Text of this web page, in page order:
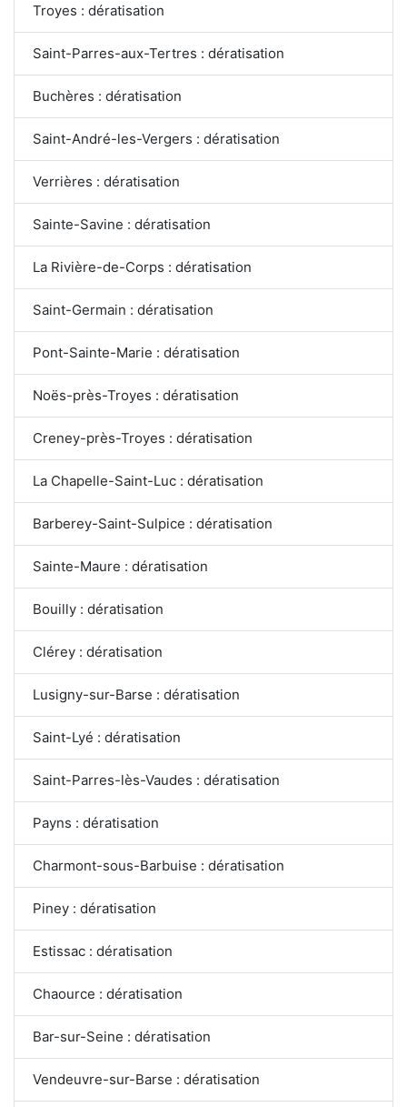
Troyes : dératisation
Saint-Parres-aux-Tertres : dératisation
Buchères : dératisation
Saint-André-les-Vergers : dératisation
Verrières : dératisation
Sainte-Savine : dératisation
La Rivière-de-Corps : dératisation
Saint-Germain : dératisation
Pont-Sainte-Marie : dératisation
Noës-près-Troyes : dératisation
Creney-près-Troyes : dératisation
La Chapelle-Saint-Luc : dératisation
Barberey-Saint-Sulpice : dératisation
Sainte-Maure : dératisation
Bouilly : dératisation
Clérey : dératisation
Lusigny-sur-Barse : dératisation
Saint-Lyé : dératisation
Saint-Parres-lès-Vaudes : dératisation
Payns : dératisation
Charmont-sous-Barbuise : dératisation
Piney : dératisation
Estissac : dératisation
Chaource : dératisation
Bar-sur-Seine : dératisation
Vendeuvre-sur-Barse : dératisation